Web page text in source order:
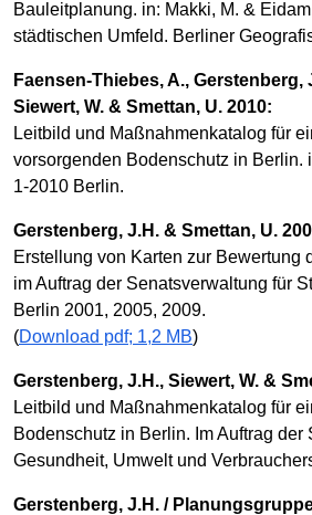
Bauleitplanung. in: Makki, M. &
städtischen Umfeld. Berliner
Faensen-Thiebes, A., Gerstenberg,
Siewert, W. & Smettan, U. 2010:
Leitbild und Maßnahmenkatalog für
vorsorgenden Bodenschutz in Berlin.
1-2010 Berlin.
Gerstenberg, J.H. & Smettan, U.
Erstellung von Karten zur Bewertung
im Auftrag der Senatsverwaltung für
Berlin 2001, 2005, 2009.
(Download pdf; 1,2 MB)
Gerstenberg, J.H., Siewert, W. &
Leitbild und Maßnahmenkatalog für
Bodenschutz in Berlin. Im Auftrag der
Gesundheit, Umwelt und
Gerstenberg, J.H. /